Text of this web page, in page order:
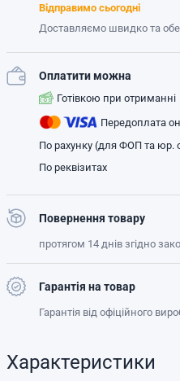
Відправимо сьогодні
Доставляємо швидко та
Оплатити можна
Готівкою при отриманні
Передоплата
По рахунку (для ФОП та юр.
По реквізитах
Повернення товару
протягом 14 днів згідно
Гарантія на товар
Гарантія від офіційного
Характеристики